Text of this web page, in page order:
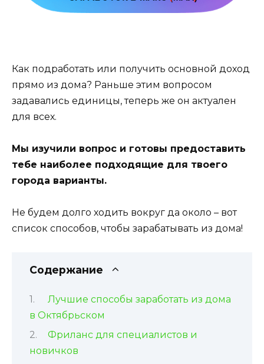
Как подработать или получить основной доход
прямо из дома? Раньше этим вопросом
задавались единицы, теперь же он актуален
для всех.
Мы изучили вопрос и готовы предоставить
тебе наиболее подходящие для твоего
города варианты.
Не будем долго ходить вокруг да около – вот
список способов, чтобы зарабатывать из дома!
Содержание
Лучшие способы заработать из дома
в Октябрьском
Фриланс для специалистов и
новичков